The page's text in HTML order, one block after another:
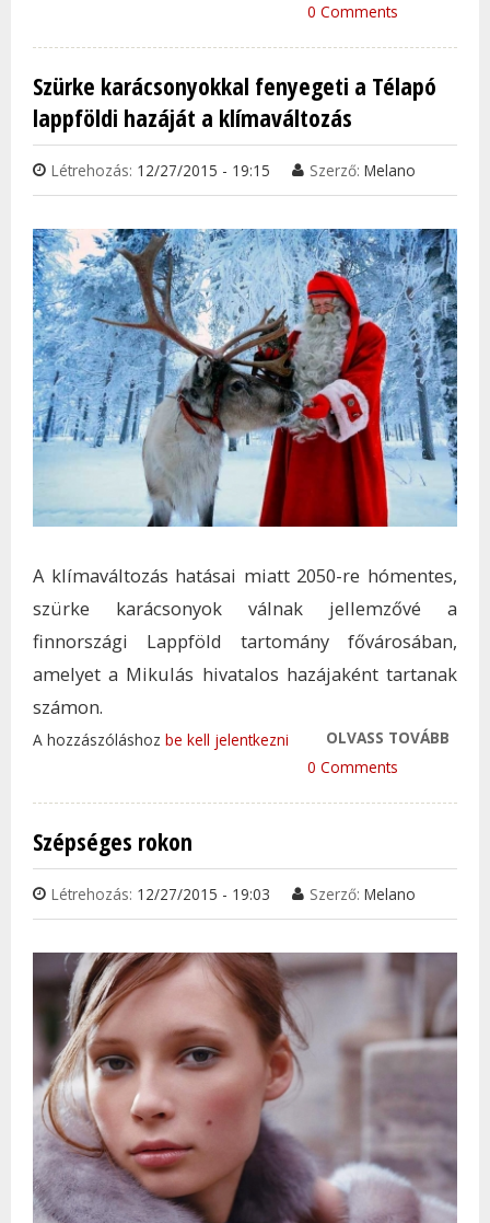
0 Comments
Szürke karácsonyokkal fenyegeti a Télapó
lappföldi hazáját a klímaváltozás
Létrehozás: 12/27/2015 - 19:15 Szerző: Melano
A klímaváltozás hatásai miatt 2050-re hómentes,
szürke karácsonyok válnak jellemzővé a
finnországi Lappföld tartomány fővárosában,
amelyet a Mikulás hivatalos hazájaként tartanak
számon.
OLVASS TOVÁBB
A hozzászóláshoz be kell jelentkezni
0 Comments
Szépséges rokon
Létrehozás: 12/27/2015 - 19:03 Szerző: Melano